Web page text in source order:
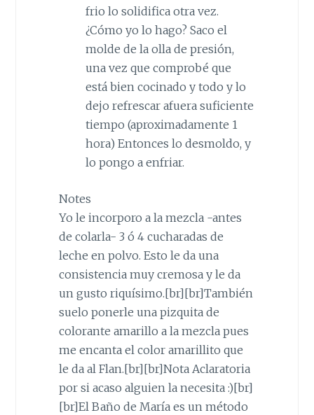
frio lo solidifica otra vez.
¿Cómo yo lo hago? Saco el
molde de la olla de presión,
una vez que comprobé que
está bien cocinado y todo y lo
dejo refrescar afuera suficiente
tiempo (aproximadamente 1
hora) Entonces lo desmoldo, y
lo pongo a enfriar.
Notes
Yo le incorporo a la mezcla -antes
de colarla- 3 ó 4 cucharadas de
leche en polvo. Esto le da una
consistencia muy cremosa y le da
un gusto riquísimo.[br][br]También
suelo ponerle una pizquita de
colorante amarillo a la mezcla pues
me encanta el color amarillito que
le da al Flan.[br][br]Nota Aclaratoria
por si acaso alguien la necesita :)[br]
[br]El Baño de María es un método